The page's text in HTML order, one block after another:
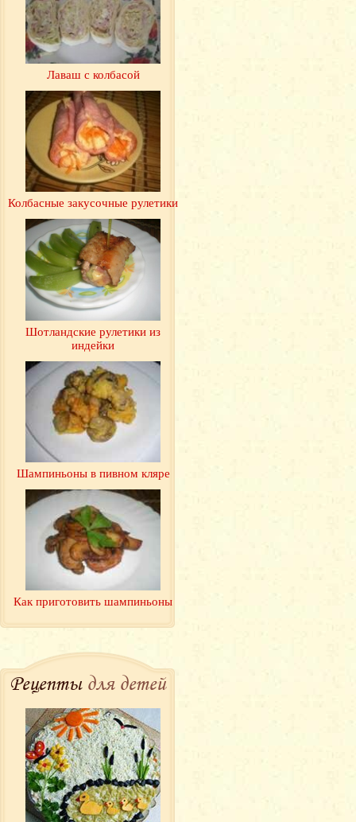
Лаваш с колбасой
Колбасные закусочные рулетики
Шотландские рулетики из
индейки
Шампиньоны в пивном кляре
Как приготовить шампиньоны
Рецепты для детей